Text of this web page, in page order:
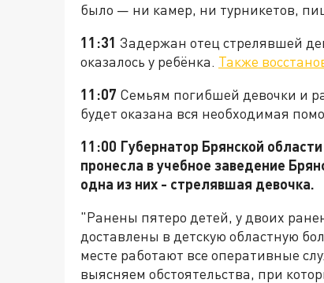
было — ни камер, ни турникетов,
11:31 Задержан отец стрелявшей
оказалось у ребёнка. Также
11:07 Семьям погибшей девочки и
будет оказана вся необходимая
11:00 Губернатор Брянской
пронесла в учебное заведение
одна из них - стрелявшая девочка.
"Ранены пятеро детей, у двоих
доставлены в детскую областную
месте работают все оперативные
выясняем обстоятельства, при